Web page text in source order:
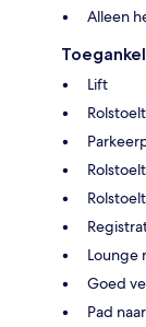
Alleen
Lift
Lounge
Goed
Pad